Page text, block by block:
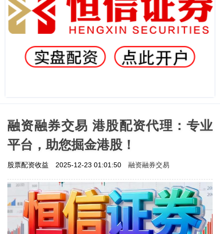
融资融券交易 港股配资代理：专业
平台，助您掘金港股！
股票配资收益 2025-12-23 01:01:50 融资融券交易